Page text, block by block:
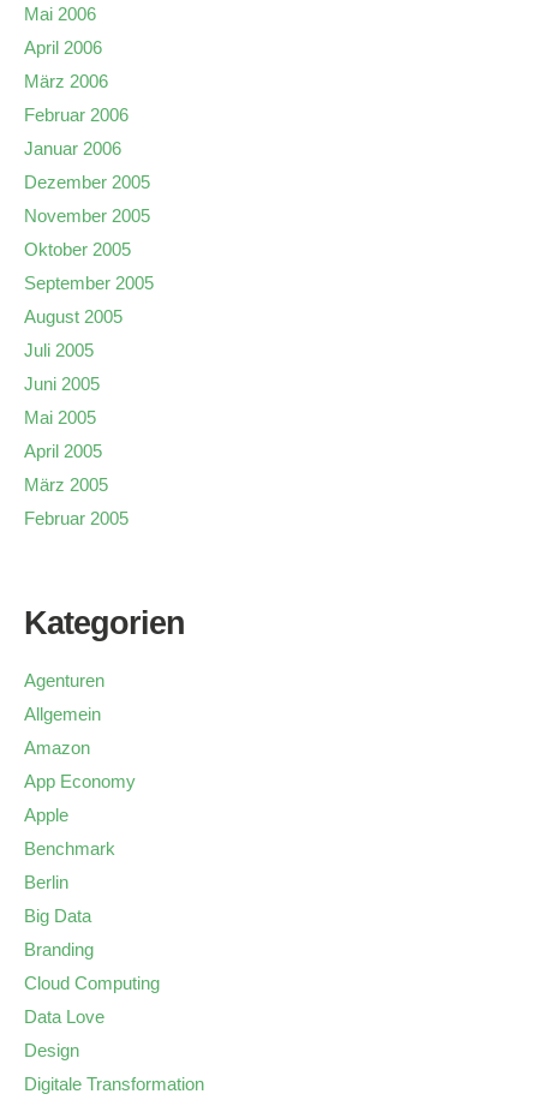
Mai 2006
April 2006
März 2006
Februar 2006
Januar 2006
Dezember 2005
November 2005
Oktober 2005
September 2005
August 2005
Juli 2005
Juni 2005
Mai 2005
April 2005
März 2005
Februar 2005
Kategorien
Agenturen
Allgemein
Amazon
App Economy
Apple
Benchmark
Berlin
Big Data
Branding
Cloud Computing
Data Love
Design
Digitale Transformation